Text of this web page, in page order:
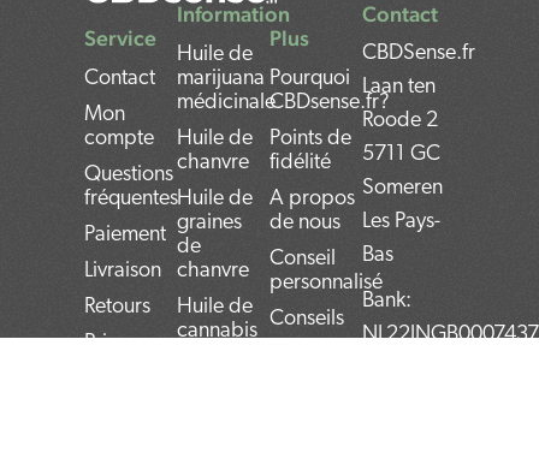
Contact
CBDSense.fr
Laan ten
Roode 2
5711 GC
Someren
Les Pays-
Bas
Bank:
Service
Contact
Mon
compte
Questions
fréquentes
Paiement
Livraison
Retours
Privacy
Information
Huile de
marijuana
médicinale
Huile de
chanvre
Huile de
graines
de
chanvre
Huile de
cannabis
Plus
Pourquoi
CBDsense.fr?
Points de
fidélité
A propos
de nous
Conseil
personnalisé
Conseils